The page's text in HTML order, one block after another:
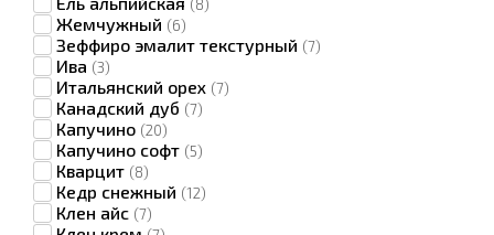
(8)
Жемчужный (6)
Зеффиро эмалит текстурный (7)
Ива (3)
Итальянский орех (7)
Канадский дуб (7)
Капучино (20)
Капучино софт (5)
Кварцит (8)
Кедр снежный (12)
Клен айс (7)